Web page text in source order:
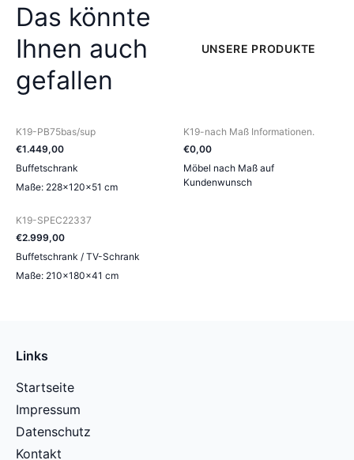
Das könnte
Ihnen auch
gefallen
UNSERE PRODUKTE
K19-PB75bas/sup
€1.449,00
Buffetschrank
Maße: 228×120×51 cm
K19-nach Maß Informationen.
€0,00
Möbel nach Maß auf
Kundenwunsch
K19-SPEC22337
€2.999,00
Buffetschrank / TV-Schrank
Maße: 210×180×41 cm
Links
Startseite
Impressum
Datenschutz
Kontakt